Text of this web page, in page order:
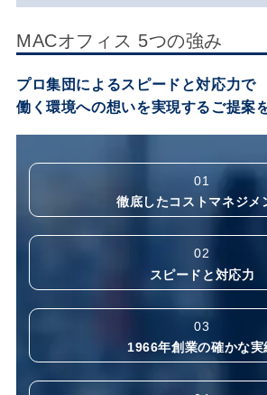
MACオフィス 5つの強み
プロ集団によるスピードと対応力で
働く環境への想いを実現するご提案
01
徹底したコストマネジメ
02
スピードと対応力
03
1966年創業の確かな実